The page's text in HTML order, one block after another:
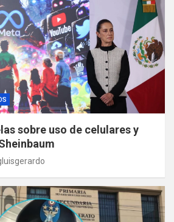
sobre uso de celulares y